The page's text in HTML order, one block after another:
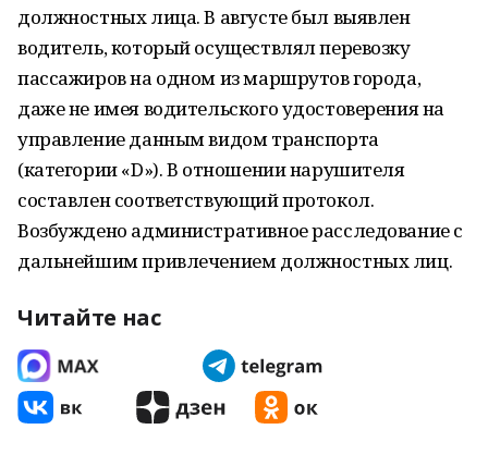
должностных лица. В августе был выявлен
водитель, который осуществлял перевозку
пассажиров на одном из маршрутов города,
даже не имея водительского удостоверения на
управление данным видом транспорта
(категории «D»). В отношении нарушителя
составлен соответствующий протокол.
Возбуждено административное расследование с
дальнейшим привлечением должностных лиц.
Читайте нас